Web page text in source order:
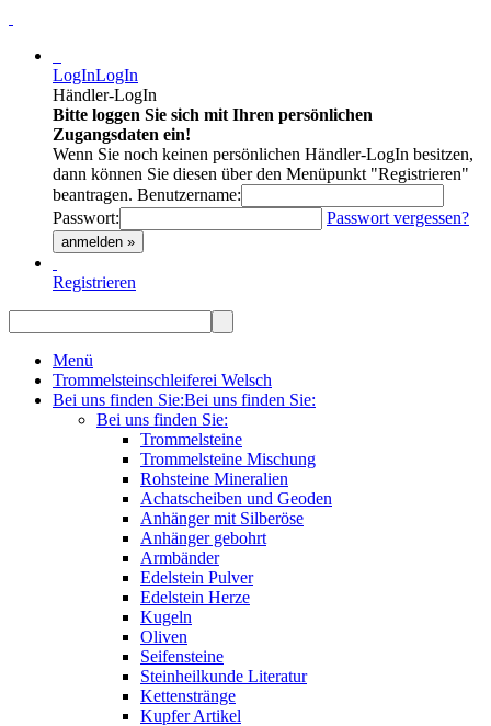
LogInLogIn
Händler-LogIn
Bitte loggen Sie sich mit Ihren persönlichen
Zugangsdaten ein!
Wenn Sie noch keinen persönlichen Händler-LogIn besitzen,
dann können Sie diesen über den Menüpunkt "Registrieren"
beantragen. Benutzername:
Passwort:
Passwort vergessen?
anmelden »
Registrieren
Menü
Trommelsteinschleiferei Welsch
Bei uns finden Sie:Bei uns finden Sie:
Bei uns finden Sie:
Trommelsteine
Trommelsteine Mischung
Rohsteine Mineralien
Achatscheiben und Geoden
Anhänger mit Silberöse
Anhänger gebohrt
Armbänder
Edelstein Pulver
Edelstein Herze
Kugeln
Oliven
Seifensteine
Steinheilkunde Literatur
Kettenstränge
Kupfer Artikel